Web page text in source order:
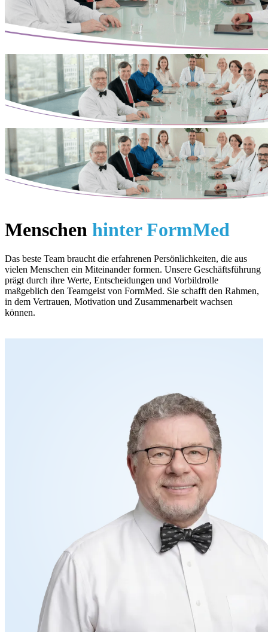
Menschen hinter FormMed
Das beste Team braucht die erfahrenen Persönlichkeiten, die aus
vielen Menschen ein Miteinander formen. Unsere Geschäftsführung
prägt durch ihre Werte, Entscheidungen und Vorbildrolle
maßgeblich den Teamgeist von FormMed. Sie schafft den Rahmen,
in dem Vertrauen, Motivation und Zusammenarbeit wachsen
können.